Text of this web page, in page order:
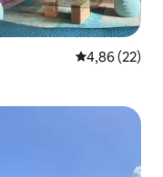
Évaluation
4,86 (22)